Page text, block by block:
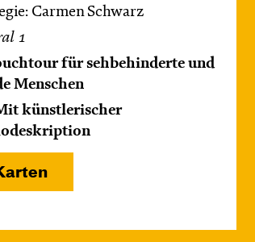
Carmen Schwarz
1
für sehbehinderte und
Menschen
künstlerischer